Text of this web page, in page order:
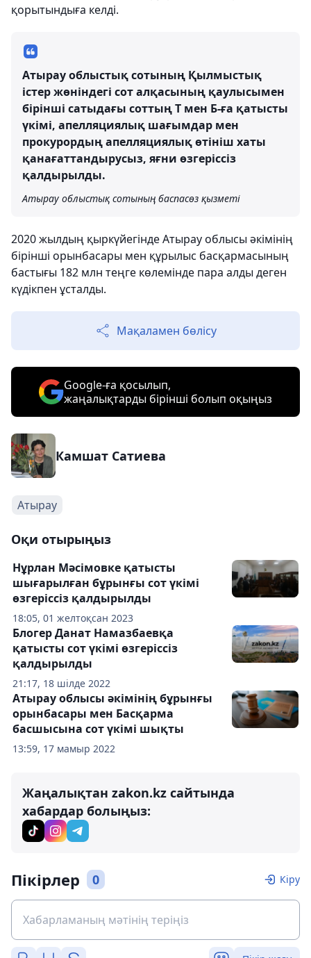
қорытындыға келді.
Атырау облыстық сотының Қылмыстық
істер жөніндегі сот алқасының қаулысымен
бірінші сатыдағы соттың Т мен Б-ға қатысты
үкімі, апелляциялық шағымдар мен
прокурордың апелляциялық өтініш хаты
қанағаттандырусыз, яғни өзгеріссіз
қалдырылды.
Атырау облыстық сотының баспасөз қызметі
2020 жылдың қыркүйегінде Атырау облысы әкімінің
бірінші орынбасары мен құрылыс басқармасының
бастығы 182 млн теңге көлемінде пара алды деген
күдікпен ұсталды.
Мақаламен бөлісу
Google-ға қосылып,
жаңалықтарды бірінші болып оқыңыз
Камшат Сатиева
Атырау
Оқи отырыңыз
18:05, 01 желтоқсан 2023
Нұрлан Мәсімовке қатысты
шығарылған бұрынғы сот үкімі
өзгеріссіз қалдырылды
21:17, 18 шілде 2022
Блогер Данат Намазбаевқа
қатысты сот үкімі өзгеріссіз
қалдырылды
13:59, 17 мамыр 2022
Атырау облысы әкімінің бұрынғы
орынбасары мен Басқарма
басшысына сот үкімі шықты
Жаңалықтан zakon.kz сайтында
хабардар болыңыз:
Пікірлер 0 Кіру